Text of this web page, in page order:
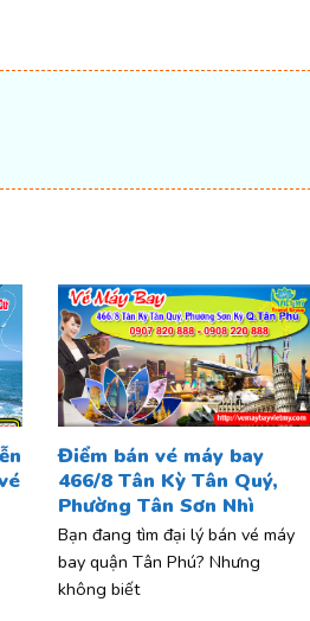
Điểm bán vé máy bay
466/8 Tân Kỳ Tân Quý,
Phường Tân Sơn Nhì
Bạn đang tìm đại lý bán vé máy
bay quận Tân Phú? Nhưng
không biết